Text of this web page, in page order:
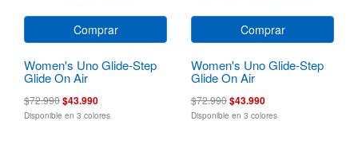
Comprar
Women's Uno Glide-Step
Glide On Air
$72.990$43.990
Disponible en 3 colores
Comprar
Women's Uno Glide-Step
Glide On Air
$72.990$43.990
Disponible en 3 colores